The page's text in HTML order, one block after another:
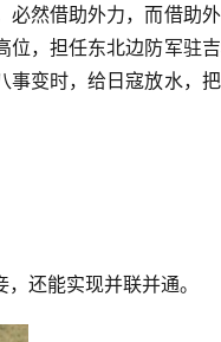
然借助外力，而借助
，担任东北边防军驻
变时，给日寇放水，
还能实现并联并通。